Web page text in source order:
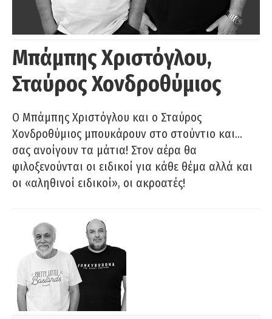
Μπάμπης Χριστόγλου,
Σταύρος Χονδροθύμιος
O Μπάμπης Χριστόγλου και ο Σταύρος
Χονδροθύμιος μπουκάρουν στο στούντιο και…
σας ανοίγουν τα μάτια! Στον αέρα θα
φιλοξενούνται οι ειδικοί για κάθε θέμα αλλά και
οι «αληθινοί ειδικοί», οι ακροατές!